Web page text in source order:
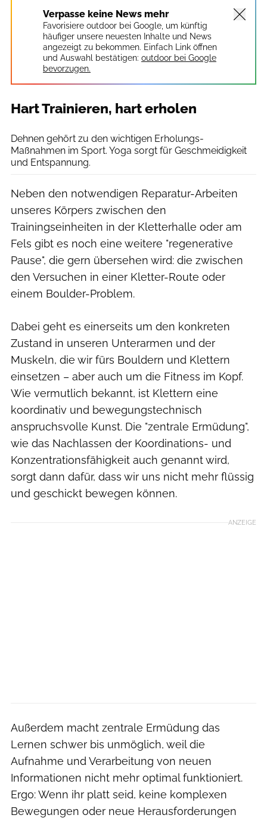
Verpasse keine News mehr
Favorisiere outdoor bei Google, um künftig
häufiger unsere neuesten Inhalte und News
angezeigt zu bekommen. Einfach Link öffnen
und Auswahl bestätigen: outdoor bei Google
bevorzugen.
Hart Trainieren, hart erholen
Dehnen gehört zu den wichtigen Erholungs-
Maßnahmen im Sport. Yoga sorgt für Geschmeidigkeit
und Entspannung.
Neben den notwendigen Reparatur-Arbeiten
unseres Körpers zwischen den
Trainingseinheiten in der Kletterhalle oder am
Fels gibt es noch eine weitere "regenerative
Pause", die gern übersehen wird: die zwischen
den Versuchen in einer Kletter-Route oder
einem Boulder-Problem.
Dabei geht es einerseits um den konkreten
Zustand in unseren Unterarmen und der
Muskeln, die wir fürs Bouldern und Klettern
einsetzen – aber auch um die Fitness im Kopf.
Wie vermutlich bekannt, ist Klettern eine
koordinativ und bewegungstechnisch
anspruchsvolle Kunst. Die "zentrale Ermüdung",
wie das Nachlassen der Koordinations- und
Konzentrationsfähigkeit auch genannt wird,
sorgt dann dafür, dass wir uns nicht mehr flüssig
und geschickt bewegen können.
ANZEIGE
Außerdem macht zentrale Ermüdung das
Lernen schwer bis unmöglich, weil die
Aufnahme und Verarbeitung von neuen
Informationen nicht mehr optimal funktioniert.
Ergo: Wenn ihr platt seid, keine komplexen
Bewegungen oder neue Herausforderungen